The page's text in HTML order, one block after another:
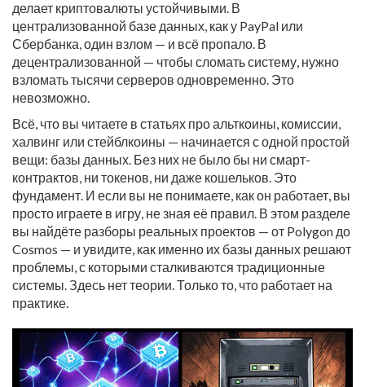
делает криптовалюты устойчивыми. В
централизованной базе данных, как у PayPal или
Сбербанка, один взлом — и всё пропало. В
децентрализованной — чтобы сломать систему, нужно
взломать тысячи серверов одновременно. Это
невозможно.
Всё, что вы читаете в статьях про альткоины, комиссии,
халвинг или стейблкоины — начинается с одной простой
вещи: базы данных. Без них не было бы ни смарт-
контрактов, ни токенов, ни даже кошельков. Это
фундамент. И если вы не понимаете, как он работает, вы
просто играете в игру, не зная её правил. В этом разделе
вы найдёте разборы реальных проектов — от Polygon до
Cosmos — и увидите, как именно их базы данных решают
проблемы, с которыми сталкиваются традиционные
системы. Здесь нет теории. Только то, что работает на
практике.